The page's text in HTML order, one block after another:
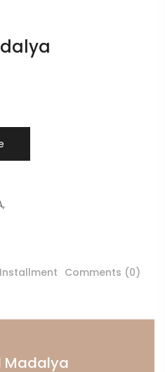
,
Installment Comments (0)
Madalya